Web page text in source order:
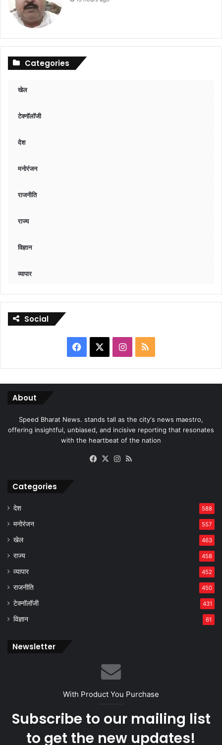
Categories
खेल
टेक्नॉलॉजी
देश
मनोरंजन
राजनीति
राज्य
विज्ञान
व्यापार
Social
Facebook Instagram
RSS
About
Speed Bharat News. stands tall as the city's news maestro,
offering insightful, unbiased, and incisive reporting that resonates
with the heartbeat of the nation
Facebook
X Instagram
Categories
देश 588
मनोरंजन 557
खेल 463
राज्य 458
व्यापार 452
राजनीति 450
टेक्नॉलॉजी 431
विज्ञान 61
Newsletter
With Product You Purchase
Subscribe to our mailing list
to get the new updates!